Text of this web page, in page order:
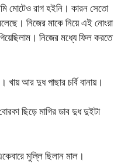
মোটেও রাগ হইনি। কারন সেতো
নিজের মাকে নিয়ে এই নোংরা
নিজের মধ্যে ফিল করতে
আর দুধ পাছার চর্বি বানায়।
ছিড়ে মাগির ডাব দুধ দুইটা
মুল্লি ছিলান মাল।